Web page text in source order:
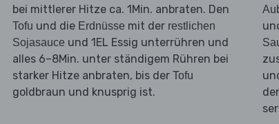
bei mittlerer Hitze ca. 1Min. anbraten. Den
Tofu und die Erdnüsse mit der restlichen
Sojasauce und 1EL Essig unterrühren und
alles 6–8Min. unter ständigem Rühren bei
starker Hitze anbraten, bis der Tofu
goldbraun und knusprig ist.